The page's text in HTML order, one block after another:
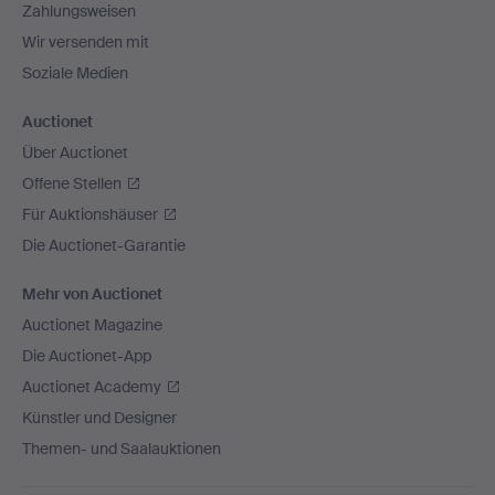
Zahlungsweisen
Wir versenden mit
Soziale Medien
Auctionet
Über Auctionet
Offene Stellen
Für Auktionshäuser
Die Auctionet-Garantie
Mehr von Auctionet
Auctionet Magazine
Die Auctionet-App
Auctionet Academy
Künstler und Designer
Themen- und Saalauktionen